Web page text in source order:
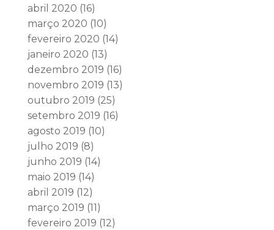
abril 2020 (16)
março 2020 (10)
fevereiro 2020 (14)
janeiro 2020 (13)
dezembro 2019 (16)
novembro 2019 (13)
outubro 2019 (25)
setembro 2019 (16)
agosto 2019 (10)
julho 2019 (8)
junho 2019 (14)
maio 2019 (14)
abril 2019 (12)
março 2019 (11)
fevereiro 2019 (12)